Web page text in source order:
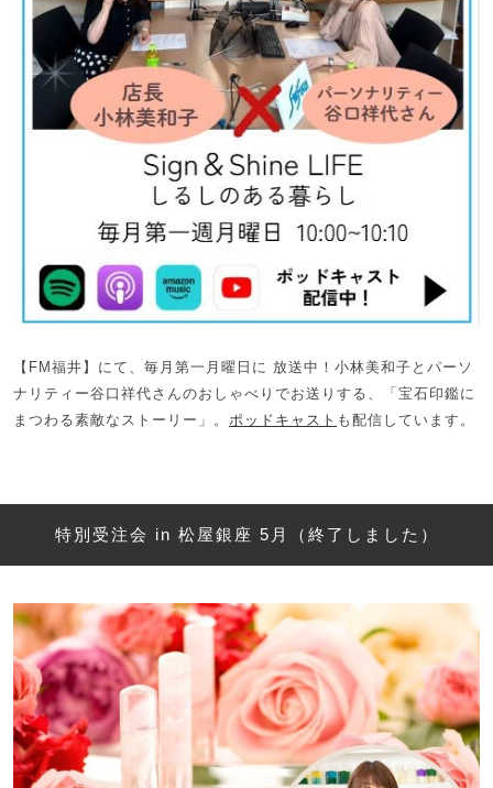
【FM福井】にて、毎月第一月曜日に 放送中！小林美和子とパーソ
ナリティー谷口祥代さんのおしゃべりでお送りする、「宝石印鑑に
まつわる素敵なストーリー」。 ポッドキャスト も配信しています。
特別受注会 in 松屋銀座 5月（終了しました）